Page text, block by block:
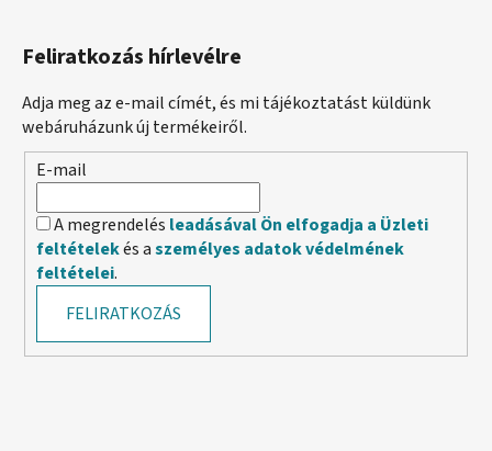
Feliratkozás hírlevélre
Adja meg az e-mail címét, és mi tájékoztatást küldünk
webáruházunk új termékeiről.
E-mail
A megrendelés leadásával Ön elfogadja a Üzleti
feltételekés aszemélyes adatok védelmének
feltételei.
FELIRATKOZÁS